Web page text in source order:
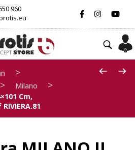
960
>
> Milano >
Cm,